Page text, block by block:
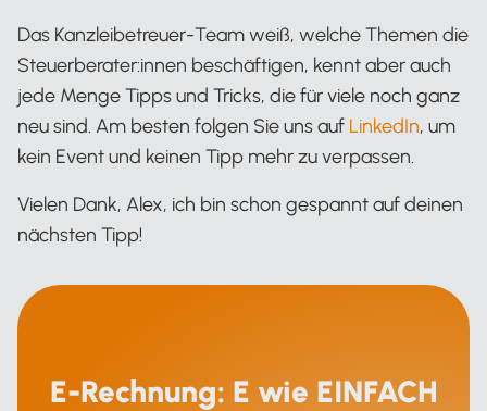
Das Kanzleibetreuer-Team weiß, welche Themen die
Steuerberater:innen beschäftigen, kennt aber auch
jede Menge Tipps und Tricks, die für viele noch ganz
neu sind. Am besten folgen Sie uns auf LinkedIn, um
kein Event und keinen Tipp mehr zu verpassen.
Vielen Dank, Alex, ich bin schon gespannt auf deinen
nächsten Tipp!
E-Rechnung: E wie EINFACH